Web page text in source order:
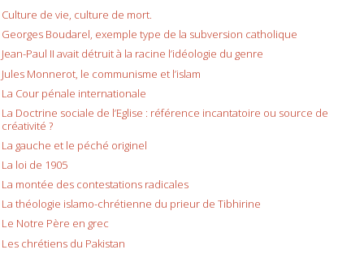
Culture de vie, culture de mort.
Georges Boudarel, exemple type de la subversion catholique
Jean-Paul II avait détruit à la racine l’idéologie du genre
Jules Monnerot, le communisme et l’islam
La Cour pénale internationale
La Doctrine sociale de l’Eglise : référence incantatoire ou source de
créativité ?
La gauche et le péché originel
La loi de 1905
La montée des contestations radicales
La théologie islamo-chrétienne du prieur de Tibhirine
Le Notre Père en grec
Les chrétiens du Pakistan